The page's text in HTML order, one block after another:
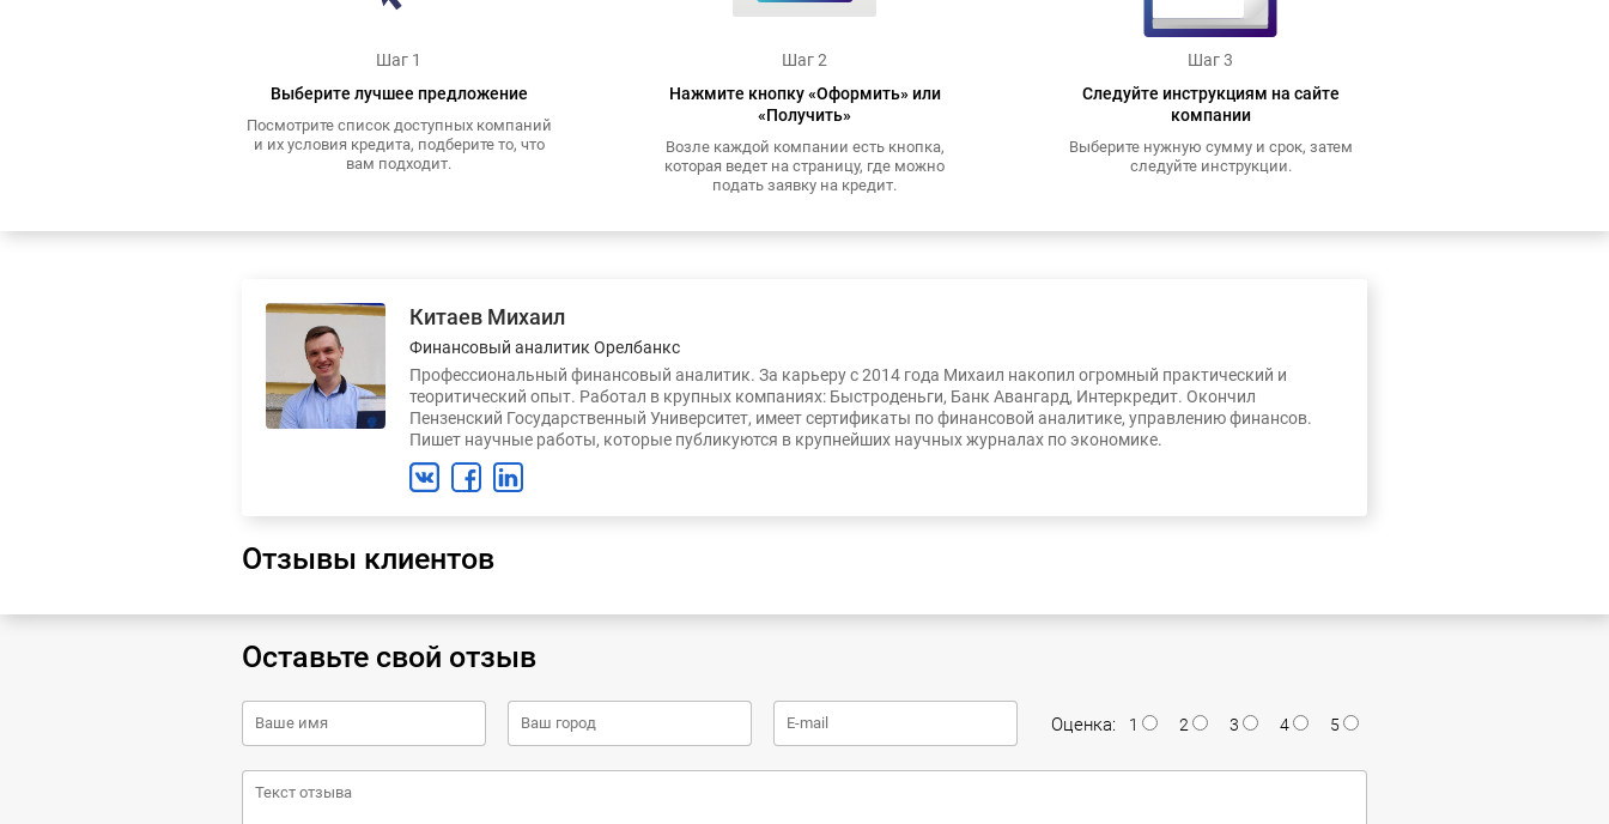
Шаг 1
Выберите лучшее предложение
Посмотрите список доступных компаний
и их условия кредита, подберите то, что
вам подходит.
Шаг 2
Нажмите кнопку «Оформить» или
«Получить»
Возле каждой компании есть кнопка,
которая ведет на страницу, где можно
подать заявку на кредит.
Шаг 3
Следуйте инструкциям на сайте
компании
Выберите нужную сумму и срок, затем
следуйте инструкции.
Китаев Михаил
Финансовый аналитик Орелбанкс
Профессиональный финансовый аналитик. За карьеру с 2014 года Михаил накопил огромный практический и
теоритический опыт. Работал в крупных компаниях: Быстроденьги, Банк Авангард, Интеркредит. Окончил
Пензенский Государственный Университет, имеет сертификаты по финансовой аналитике, управлению финансов.
Пишет научные работы, которые публикуются в крупнейших научных журналах по экономике.
Отзывы клиентов
Оставьте свой отзыв
Оценка: 1 2 3 4 5